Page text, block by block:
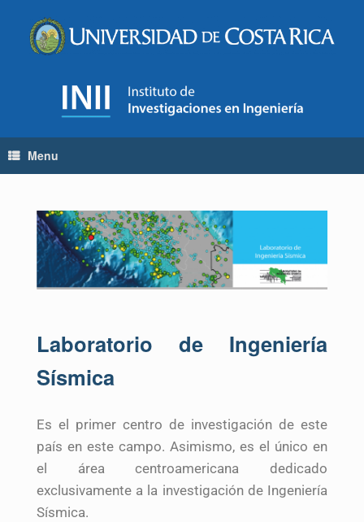
Menu
Laboratorio de Ingeniería
Sísmica
Es el primer centro de investigación de este
país en este campo. Asimismo, es el único en
el área centroamericana dedicado
exclusivamente a la investigación de Ingeniería
Sísmica.